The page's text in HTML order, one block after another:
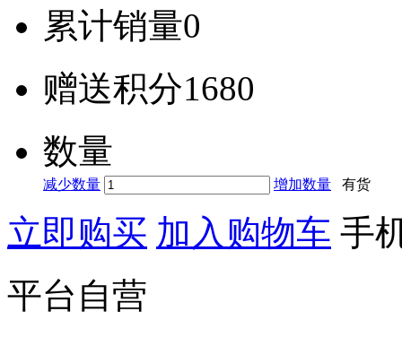
累计销量0
赠送积分1680
数量
减少数量 增加数量 有货
立即购买 加入购物车 手
平台自营